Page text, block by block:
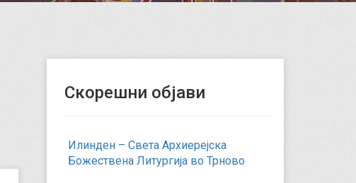
Скорешни објави
Илинден – Света Архиерејска
Божествена Литургија во Трново